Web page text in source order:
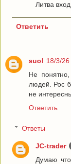
Литва
Ответить
suol 18/3/
Не
людей. Рос
не
Ответить
Ответы
JC-trader
Думаю